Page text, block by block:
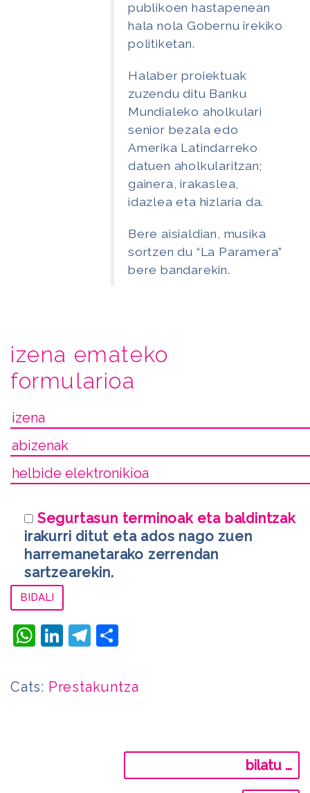
publikoen hastapenean
hala nola Gobernu irekiko
politiketan.
Halaber proiektuak
zuzendu ditu Banku
Mundialeko aholkulari
senior bezala edo
Amerika Latindarreko
datuen aholkularitzan;
gainera, irakaslea,
idazlea eta hizlaria da.
Bere aisialdian, musika
sortzen du “La Paramera”
bere bandarekin.
izena emateko
formularioa
Segurtasun terminoak eta baldintzak
irakurri ditut eta ados nago zuen
harremanetarako zerrendan
sartzearekin.
WhatsApp
LinkedIn
Telegram
Cats: Prestakuntza